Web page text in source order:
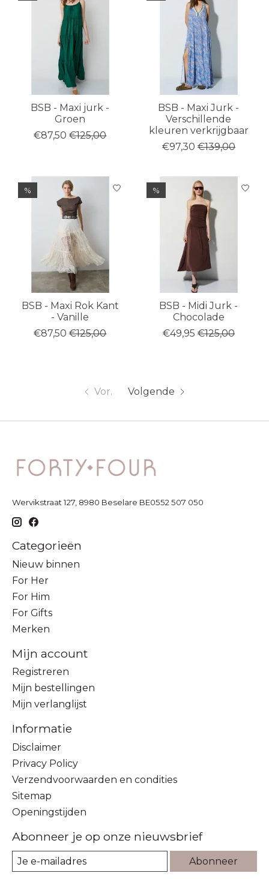
BSB - Maxi jurk -
Groen
€87,50 €125,00
BSB - Maxi Jurk -
Verschillende
kleuren verkrijgbaar
€97,30 €139,00
%
BSB - Maxi Rok Kant
- Vanille
€87,50 €125,00
%
BSB - Midi Jurk -
Chocolade
€49,95 €125,00
Vor. Volgende
Wervikstraat 127, 8980 Beselare BE0552 507 050
Categorieën
Nieuw binnen
For Her
For Him
For Gifts
Merken
Mijn account
Registreren
Mijn bestellingen
Mijn verlanglijst
Informatie
Disclaimer
Privacy Policy
Verzendvoorwaarden en condities
Sitemap
Openingstijden
Abonneer je op onze nieuwsbrief
Abonneer